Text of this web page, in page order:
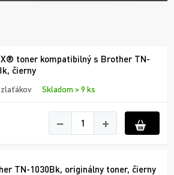
toner kompatibilný s Brother TN-
čierny
zlaťákov Skladom > 9 ks
− +
TN-1030Bk, originálny toner, čierny